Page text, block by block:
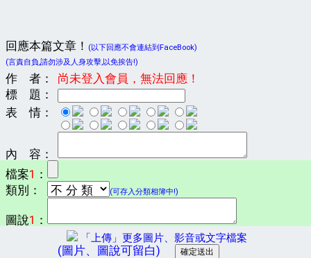
回應本篇文章！
(以下回應不會連結到FaceBook)
(言責自負,請勿涉及人身攻擊,以免挨告!)
作 者：
尚未登入會員，無法回應！
標 題：
表 情：
內 容：
檔案1 ：
類別：
(可存入分類相簿中!)
圖說1 ：
「上傳」更多圖片、影音或文字檔案
(圖片、圖說可留白)